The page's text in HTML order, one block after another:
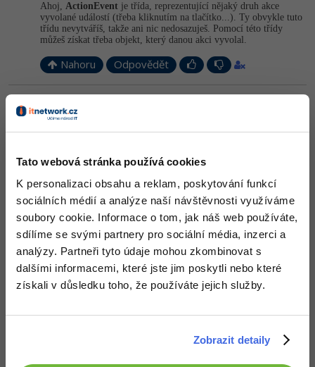
Tato webová stránka používá cookies
K personalizaci obsahu a reklam, poskytování funkcí
sociálních médií a analýze naší návštěvnosti využíváme
soubory cookie. Informace o tom, jak náš web používáte,
sdílíme se svými partnery pro sociální média, inzerci a
analýzy. Partneři tyto údaje mohou zkombinovat s
dalšími informacemi, které jste jim poskytli nebo které
získali v důsledku toho, že používáte jejich služby.
Zobrazit detaily
Best practices
Projektový manažer
Databázový analytik
Copywriter
WordPress specialista
SQL
Návrh SW -80%
-41%
Umělá inteligence (AI)
Více
Fórum
Kurzy e-commerce
Testování softwaru
Datová analýza
Kurzy designu
HTML/CSS
Ahoj, ActionEvent je třída, reprezentující nějaký druh akce
vyvolané událostí (třeba kliknutím na tlačítko...). Ty obvykle tuto
třídu nevytváříš, takže ani nic nedosazuješ. Pomocí této třídy
můžeš získat třeba objekt, který danou akci vyvolal.
Nahoru Odpovědět
Mohl by jsi mi dát prosím nějaký jednoduchý příklad ?
Nahoru Odpovědět